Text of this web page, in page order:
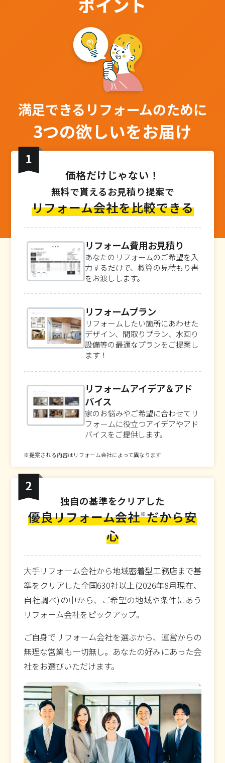
ポイント
満足できるリフォームのために
3つの欲しいをお届け
価格だけじゃない！
無料で貰えるお見積り提案で
リフォーム会社を比較できる
リフォーム費用お見積り
あなたのリフォームのご希望を入
力するだけで、概算の見積もり書
をお渡しします。
リフォームプラン
リフォームしたい箇所にあわせた
デザイン、間取りプラン、水回り
設備等の最適なプランをご提案し
ます！
リフォームアイデア＆アド
バイス
家のお悩みやご希望に合わせてリ
フォームに役立つアイデアやアド
バイスをご提供します。
※提案される内容はリフォーム会社によって異なります
独自の基準をクリアした
優良リフォーム会社※だから安
心
大手リフォーム会社から地域密着型工務店まで基
準をクリアした全国630社以上(2026年8月現在、
自社調べ)の中から、ご希望の地域や条件にあう
リフォーム会社をピックアップ。
ご自身でリフォーム会社を選ぶから、運営からの
無理な営業も一切無し。あなたの好みにあった会
社をお選びいただけます。